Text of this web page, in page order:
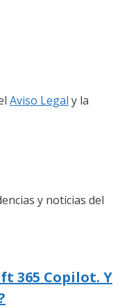
Aviso Legal y la
y noticias del
365 Copilot. Y